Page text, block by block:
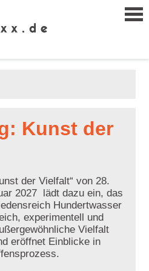
Kunst der
der Vielfalt“ von 28.
2027 lädt dazu ein, das
Hundertwasser
experimentell und
Vielfalt
eröffnet Einblicke in